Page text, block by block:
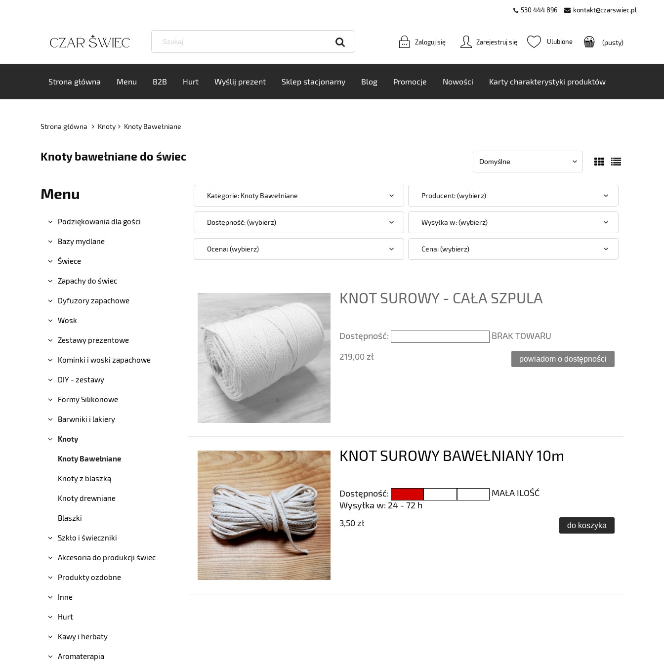
530 444 896 kontakt@czarswiec.pl
Zarejestruj się
Zaloguj się (pusty)
Strona główna Menu B2B Hurt Wyślij prezent Sklep stacjonarny Blog Promocje Nowości Karty charakterystyki produktów
Strona główna Knoty Knoty Bawełniane
Knoty bawełniane do świec
Menu
Podziękowania dla gości
Bazy mydlane
Świece
Zapachy do świec
Dyfuzory zapachowe
Wosk
Zestawy prezentowe
Kominki i woski zapachowe
DIY - zestawy
Formy Silikonowe
Barwniki i lakiery
Knoty
Knoty Bawełniane
Knoty z blaszką
Knoty drewniane
Blaszki
Szkło i świeczniki
Akcesoria do produkcji świec
Produkty ozdobne
Inne
Hurt
Kawy i herbaty
Aromaterapia
Kategorie: Knoty Bawełniane Producent: (wybierz)
Dostępność: (wybierz) Wysyłka w: (wybierz)
Ocena: (wybierz) Cena: (wybierz)
KNOT SUROWY - CAŁA SZPULA
Dostępność: BRAK TOWARU
219,00 zł powiadom o dostępności
KNOT SUROWY BAWEŁNIANY 10m
Dostępność:
MAŁA ILOŚĆ
Wysyłka w: 24 - 72 h
3,50 zł do koszyka